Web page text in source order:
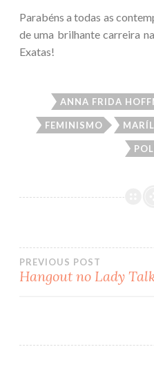
Parabéns a todas as
de uma brilhante carreira
Exatas!
ANNA FRIDA
FEMINISMO
Post
PREVIOUS POST
Hangout no Lady